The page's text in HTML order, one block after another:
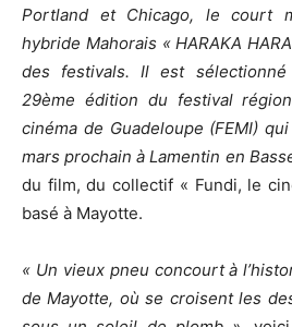
Portland et Chicago, le court
hybride Mahorais « HARAKA
des festivals. Il est
29ème édition du festival
cinéma de Guadeloupe (FEMI)
mars prochain à Lamentin en
du film, du collectif « Fundi, le
basé à Mayotte.
« Un vieux pneu concourt à
de Mayotte, où se croisent les